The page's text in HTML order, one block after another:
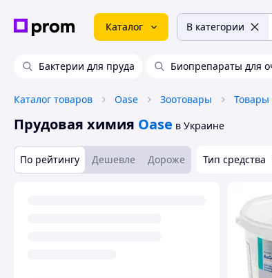
Каталог В категории
Бактерии для пруда Биопрепараты для
Каталог товаров Oase Зоотовары
Прудовая химия Oase в Украине
По рейтингу Дешевле Дороже Тип средства